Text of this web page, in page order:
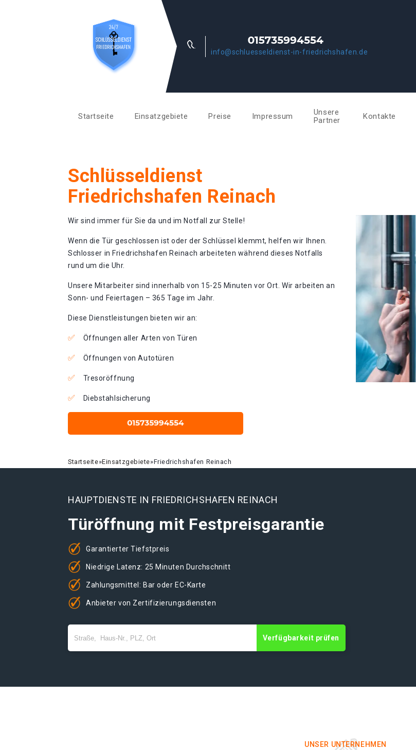
info@schluesseldienst-in-friedrichshafen.de
Startseite Einsatzgebiete Preise Impressum
Unsere
Partner
Kontakte
Schlüsseldienst
Friedrichshafen Reinach
Wir sind immer für Sie da und im Notfall zur Stelle!
Wenn die Tür geschlossen ist oder der Schlüssel klemmt, helfen wir Ihnen.
Schlosser in Friedrichshafen Reinach arbeiteten während dieses Notfalls
rund um die Uhr.
Unsere Mitarbeiter sind innerhalb von 15-25 Minuten vor Ort. Wir arbeiten an
Sonn- und Feiertagen – 365 Tage im Jahr.
Diese Dienstleistungen bieten wir an:
Öffnungen aller Arten von Türen
Öffnungen von Autotüren
Tresoröffnung
Diebstahlsicherung
Startseite»Einsatzgebiete»Friedrichshafen Reinach
HAUPTDIENSTE IN FRIEDRICHSHAFEN REINACH
Türöffnung mit Festpreisgarantie
Garantierter Tiefstpreis
Niedrige Latenz: 25 Minuten Durchschnitt
Zahlungsmittel: Bar oder EC-Karte
Anbieter von Zertifizierungsdiensten
Verfügbarkeit prüfen
UNSER UNTERNEHMEN